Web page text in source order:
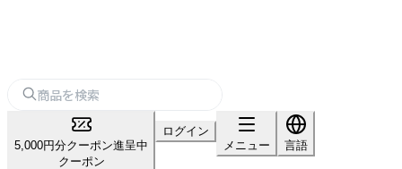
5,000円分クーポン進呈中
クーポン
ログイン
メニュー
言語